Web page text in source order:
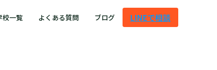
校一覧 よくある質問 ブログ LINEで相談